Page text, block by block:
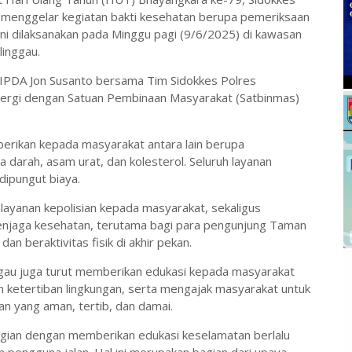
kegiatan bakti kesehatan berupa pemeriksaan
dilaksanakan pada Minggu pagi (9/6/2025) di kawasan
Jon Susanto bersama Tim Sidokkes Polres
dengan Satuan Pembinaan Masyarakat (Satbinmas)
kepada masyarakat antara lain berupa
asam urat, dan kolesterol. Seluruh layanan
biaya.
kepolisian kepada masyarakat, sekaligus
kesehatan, terutama bagi para pengunjung Taman
beraktivitas fisik di akhir pekan.
juga turut memberikan edukasi kepada masyarakat
ketertiban lingkungan, serta mengajak masyarakat untuk
yang aman, tertib, dan damai.
dengan memberikan edukasi keselamatan berlalu